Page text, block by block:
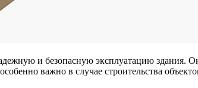
и безопасную эксплуатацию здания.
важно в случае строительства